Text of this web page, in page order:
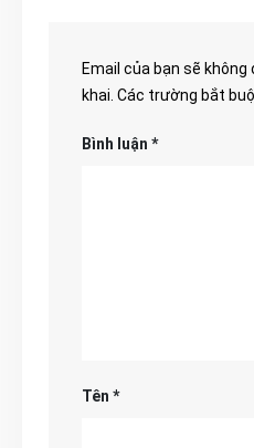
Email của bạn sẽ
khai. Các trường bắt
Bình luận *
Tên *